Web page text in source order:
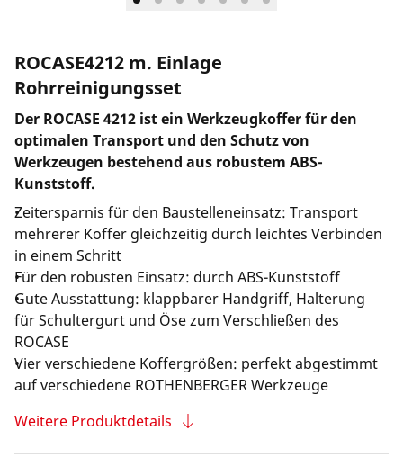
ROCASE4212 m. Einlage
Rohrreinigungsset
Der ROCASE 4212 ist ein Werkzeugkoffer für den
optimalen Transport und den Schutz von
Werkzeugen bestehend aus robustem ABS-
Kunststoff.
Zeitersparnis für den Baustelleneinsatz: Transport
mehrerer Koffer gleichzeitig durch leichtes Verbinden
in einem Schritt
Für den robusten Einsatz: durch ABS-Kunststoff
Gute Ausstattung: klappbarer Handgriff, Halterung
für Schultergurt und Öse zum Verschließen des
ROCASE
Vier verschiedene Koffergrößen: perfekt abgestimmt
auf verschiedene ROTHENBERGER Werkzeuge
Weitere Produktdetails